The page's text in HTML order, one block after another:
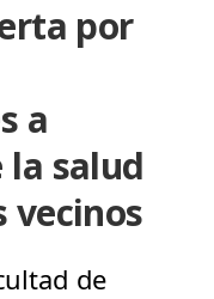
por
a
salud
vecinos
de